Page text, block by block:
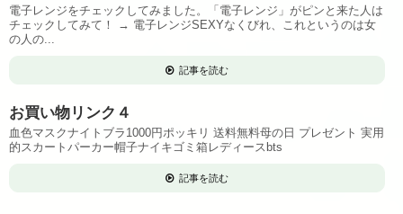
電子レンジをチェックしてみました。「電子レンジ」がピンと来た人は
チェックしてみて！ → 電子レンジSEXYなくびれ、これというのは女
の人の...
記事を読む
お買い物リンク４
血色マスクナイトブラ1000円ポッキリ 送料無料母の日 プレゼント 実用
的スカートパーカー帽子ナイキゴミ箱レディースbts
記事を読む